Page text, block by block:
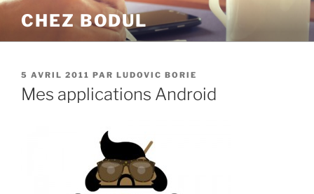
Aller
contenu
CHEZ BODUL
PUBLIÉ
LE
5 AVRIL 2011 PAR LUDOVIC BORIE
Mes applications Android